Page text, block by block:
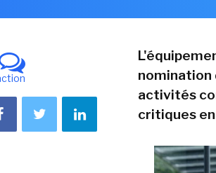
nomination
activités
critiques